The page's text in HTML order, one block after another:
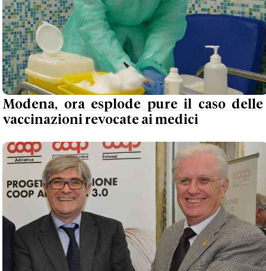
Modena, ora esplode pure il caso delle
vaccinazioni revocate ai medici